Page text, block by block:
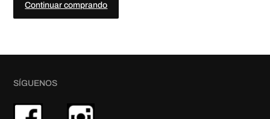
Continuar comprando
SÍGUENOS